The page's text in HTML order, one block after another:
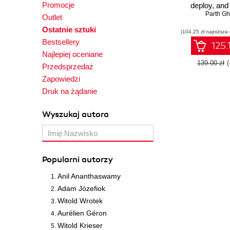
Promocje
Outlet
Ostatnie sztuki
Bestsellery
Najlepiej oceniane
Przedsprzedaż
Zapowiedzi
Druk na żądanie
Wyszukaj autora
Popularni autorzy
Anil Ananthaswamy
Adam Józefiok
Witold Wrotek
Aurélien Géron
Witold Krieser
deploy,
with
Parth
(104,25 zł
139.00 zł